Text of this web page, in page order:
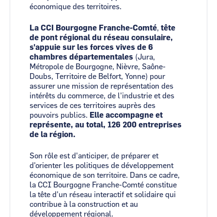
économique des territoires.
La CCI Bourgogne Franche-Comté, tête
de pont régional du réseau consulaire,
s'appuie sur les forces vives de 6
chambres départementales (Jura,
Métropole de Bourgogne, Nièvre, Saône-
Doubs, Territoire de Belfort, Yonne) pour
assurer une mission de représentation des
intérêts du commerce, de l'industrie et des
services de ces territoires auprès des
pouvoirs publics. Elle accompagne et
représente, au total, 126 200 entreprises
de la région.
Son rôle est d'anticiper, de préparer et
d'orienter les politiques de développement
économique de son territoire. Dans ce cadre,
la CCI Bourgogne Franche-Comté constitue
la tête d'un réseau interactif et solidaire qui
contribue à la construction et au
développement régional.